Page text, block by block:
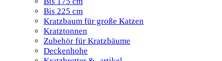
Bis 225 cm
Kratzbaum für große Katzen
Kratztonnen
Zubehör für Kratzbäume
Deckenhohe